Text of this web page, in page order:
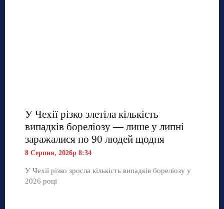
У Чехії різко злетіла кількість
випадків бореліозу — лише у липні
заражалися по 90 людей щодня
8 Серпня, 2026р 8:34
У Чехії різко зросла кількість випадків бореліозу у
2026 році